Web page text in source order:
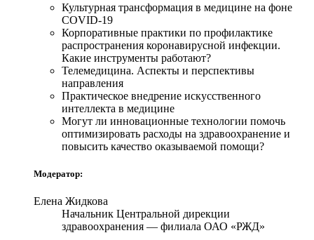
Культурная трансформация в медицине на фоне
COVID-19
Корпоративные практики по профилактике
распространения коронавирусной инфекции.
Какие инструменты работают?
Телемедицина. Аспекты и перспективы
направления
Практическое внедрение искусственного
интеллекта в медицине
Могут ли инновационные технологии помочь
оптимизировать расходы на здравоохранение и
повысить качество оказываемой помощи?
Модератор:
Елена Жидкова
Начальник Центральной дирекции
здравоохранения — филиала ОАО «РЖД»